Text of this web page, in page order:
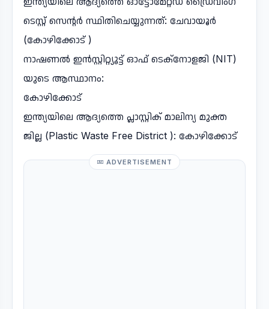
ടെസ്റ്റ്‌ സെന്റർ സ്ഥിതിചെയ്യുന്നത്: ചേവായൂർ
(കോഴിക്കോട് )
നാഷണൽ ഇൻസ്റ്റിറ്റ്യൂട്ട് ഓഫ് ടെക്നോളജി (NIT)
യുടെ ആസ്ഥാനം:
കോഴിക്കോട്
ഇന്ത്യയിലെ ആദ്യത്തെ പ്ലാസ്റ്റിക് മാലിന്യ മുക്ത
ജില്ല (Plastic Waste Free District ): കോഴിക്കോട്
ADVERTISEMENT